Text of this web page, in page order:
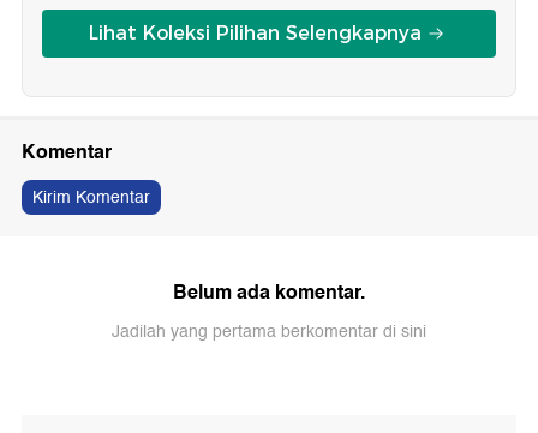
Lihat Koleksi Pilihan Selengkapnya
Komentar
Kirim Komentar
Belum ada komentar.
Jadilah yang pertama berkomentar di sini